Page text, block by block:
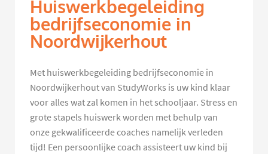
Huiswerkbegeleiding
bedrijfseconomie in
Noordwijkerhout
Met huiswerkbegeleiding bedrijfseconomie in
Noordwijkerhout van StudyWorks is uw kind klaar
voor alles wat zal komen in het schooljaar. Stress en
grote stapels huiswerk worden met behulp van
onze gekwalificeerde coaches namelijk verleden
tijd! Een persoonlijke coach assisteert uw kind bij